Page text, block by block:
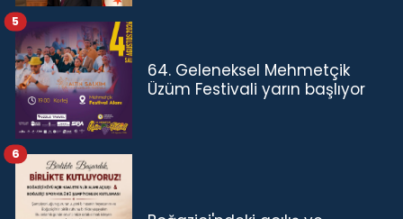
64. Geleneksel Mehmetçik
Üzüm Festivali yarın başlıyor
5
6